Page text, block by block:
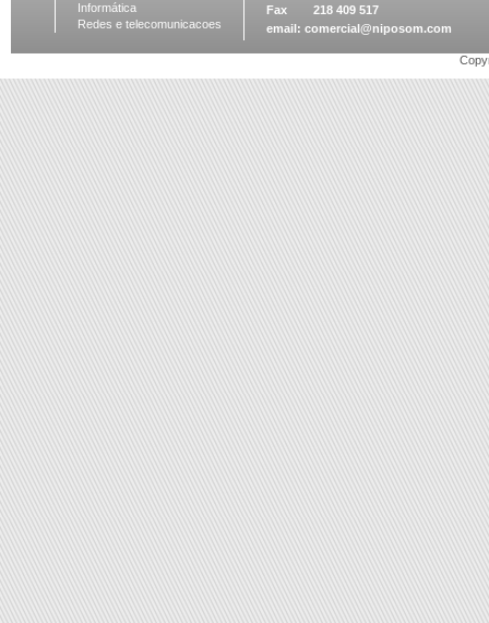
Informática
Redes e telecomunicacoes
Fax 218 409 517
email: comercial@niposom.com